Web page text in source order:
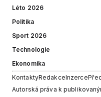
Léto 2026
Politika
Sport 2026
Technologie
Ekonomika
KontaktyRedakceInzerce
Autorská práva k